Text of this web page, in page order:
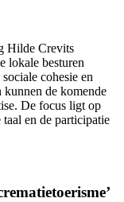
Hilde Crevits
lokale besturen
cohesie en
kunnen de komende
De focus ligt op
en de participatie